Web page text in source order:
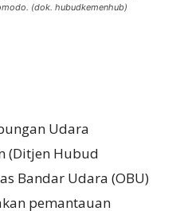
(dok. hubudkemenhub)
Udara
(Ditjen Hubud
Bandar Udara (OBU)
pemantauan